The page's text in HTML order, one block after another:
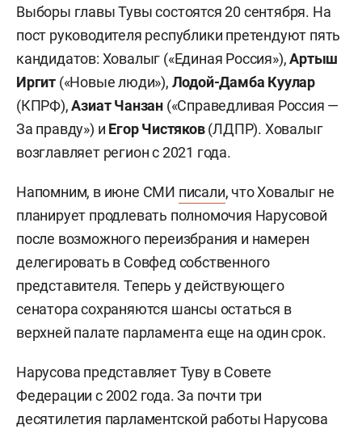
Выборы главы Тувы состоятся 20 сентября. На
пост руководителя республики претендуют пять
кандидатов: Ховалыг («Единая Россия»),Артыш
Иргит («Новые люди»), Лодой-Дамба Куулар
(КПРФ),Азиат Чанзан («Справедливая Россия —
За правду») и Егор Чистяков(ЛДПР). Ховалыг
возглавляет регион с 2021 года.
Напомним, в июне СМИ писали, что Ховалыг не
планирует продлевать полномочия Нарусовой
после возможного переизбрания и намерен
делегировать в Совфед собственного
представителя. Теперь у действующего
сенатора сохраняются шансы остаться в
верхней палате парламента еще на один срок.
Нарусова представляет Туву в Совете
Федерации с 2002 года. За почти три
десятилетия парламентской работы Нарусова